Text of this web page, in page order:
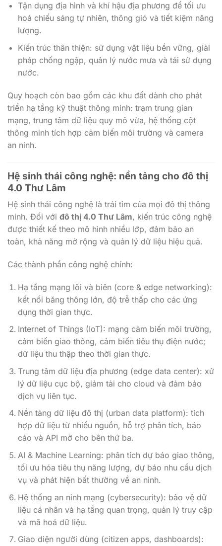
Tận dụng địa hình và khí hậu địa phương để tối ưu
hoá chiếu sáng tự nhiên, thông gió và tiết kiệm năng
lượng.
Kiến trúc thân thiện: sử dụng vật liệu bền vững, giải
pháp chống ngập, quản lý nước mưa và tái sử dụng
nước.
Quy hoạch còn bao gồm các khu đất dành cho phát
triển hạ tầng kỹ thuật thông minh: trạm trung gian
mạng, trung tâm dữ liệu quy mô vừa, hệ thống cột
thông minh tích hợp cảm biến môi trường và camera
an ninh.
Hệ sinh thái công nghệ: nền tảng cho đô thị
4.0 Thư Lâm
Hệ sinh thái công nghệ là trái tim của mọi đô thị thông
minh. Đối với đô thị 4.0 Thư Lâm, kiến trúc công nghệ
được thiết kế theo mô hình nhiều lớp, đảm bảo an
toàn, khả năng mở rộng và quản lý dữ liệu hiệu quả.
Các thành phần công nghệ chính:
Hạ tầng mạng lõi và biên (core & edge networking):
kết nối băng thông lớn, độ trễ thấp cho các ứng
dụng thời gian thực.
Internet of Things (IoT): mạng cảm biến môi trường,
cảm biến giao thông, cảm biến tiêu thụ điện nước;
dữ liệu thu thập theo thời gian thực.
Trung tâm dữ liệu địa phương (edge data center): xử
lý dữ liệu cục bộ, giảm tải cho cloud và đảm bảo
dịch vụ liên tục.
Nền tảng dữ liệu đô thị (urban data platform): tích
hợp dữ liệu từ nhiều nguồn, hỗ trợ phân tích, báo
cáo và API mở cho bên thứ ba.
AI & Machine Learning: phân tích dự báo giao thông,
tối ưu hóa tiêu thụ năng lượng, dự báo nhu cầu dịch
vụ và phát hiện bất thường về an ninh.
Hệ thống an ninh mạng (cybersecurity): bảo vệ dữ
liệu cá nhân và hạ tầng quan trọng, quản lý truy cập
và mã hoá dữ liệu.
Giao diện người dùng (citizen apps, dashboards):